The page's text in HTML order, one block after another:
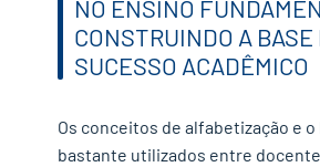
NO ENSINO
CONSTRUINDO A BASE
SUCESSO ACADÊMICO
Os conceitos de alfabetização e
bastante utilizados entre